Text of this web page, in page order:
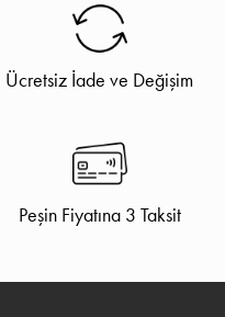
Ücretsiz İade ve Değişim
Peşin Fiyatına 3 Taksit